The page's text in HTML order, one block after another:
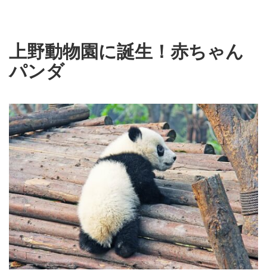
上野動物園に誕生！赤ちゃん
パンダ